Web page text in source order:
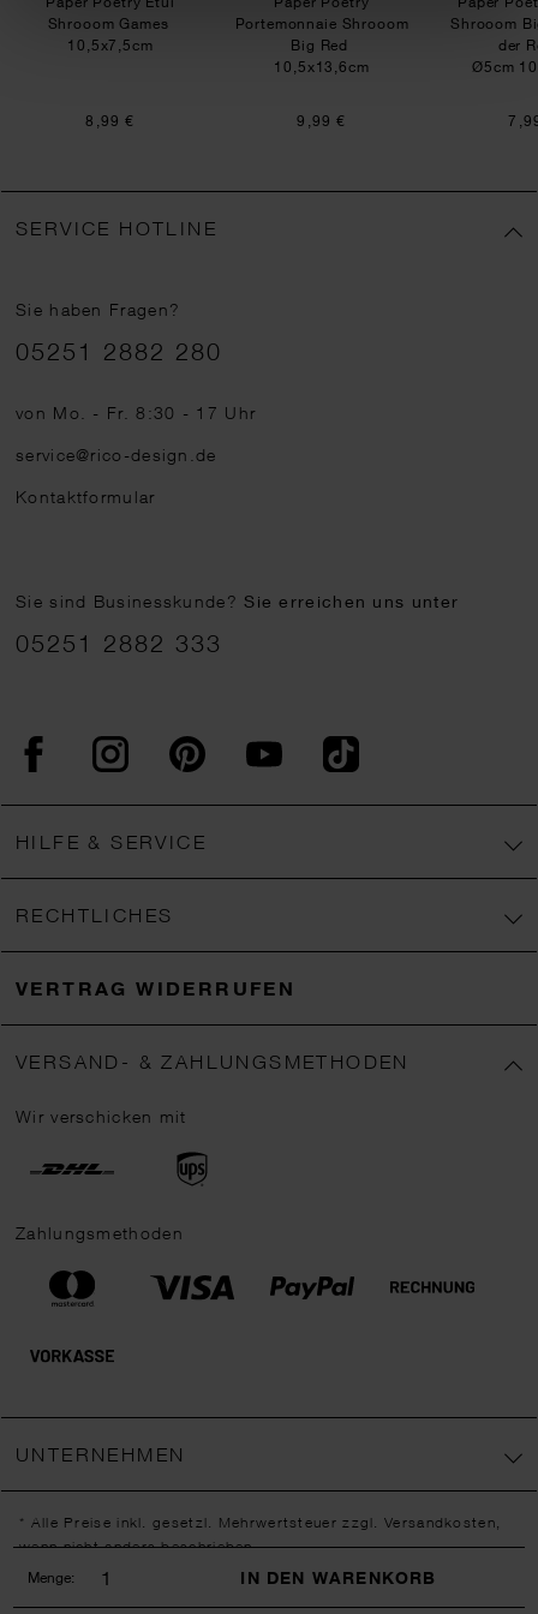
Menge: IN DEN WARENKORB
Shrooom Games
10,5x7,5cm
8,99 €
Portemonnaie Shrooom
Big Red
10,5x13,6cm
9,99 €
Shrooom
der
Ø5cm
SERVICE HOTLINE
Sie haben Fragen?
Telefonnummer
05251 2882 280
von Mo. - Fr. 8:30 - 17 Uhr
service@rico-design.de
Kontaktformular
Sie sind Businesskunde?Sie erreichen uns unter
05251 2882 333
FacebookInstagram PinterestYouTubeTikTok
HILFE & SERVICE
RECHTLICHES
VERTRAG WIDERRUFEN
VERSAND- & ZAHLUNGSMETHODEN
Wir verschicken mit
Zahlungsmethoden
UNTERNEHMEN
* Alle Preise inkl. gesetzl. Mehrwertsteuer zzgl.Versandkosten,
wenn nicht anders beschrieben.
** Jede:r Abonnent:in erhält bei erstmaliger Anmeldung für unseren